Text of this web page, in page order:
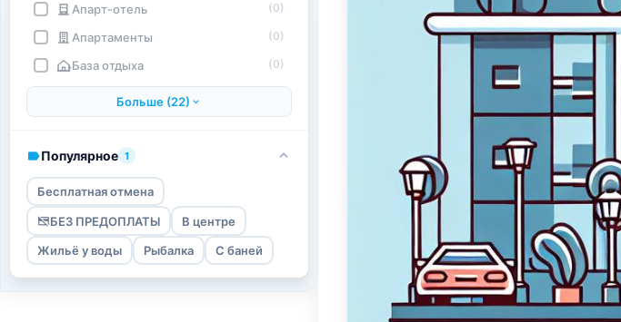
Апарт-отель (0)
Апартаменты (0)
База отдыха (0)
Больше (22)
Популярное 1
Бесплатная отмена
БЕЗ ПРЕДОПЛАТЫ В центре
Жильё у воды Рыбалка С баней